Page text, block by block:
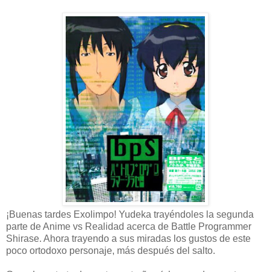
¡Buenas tardes Exolimpo! Yudeka trayéndoles la segunda
parte de Anime vs Realidad acerca de Battle Programmer
Shirase. Ahora trayendo a sus miradas los gustos de este
poco ortodoxo personaje, más después del salto.